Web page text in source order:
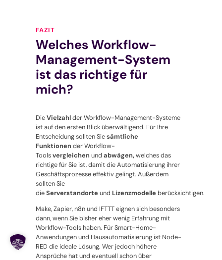
FAZIT
Welches Workflow-
Management-System
ist das richtige für
mich?
DieVielzahlder Workflow-Management-Systeme
ist auf den ersten Blick überwältigend. Für Ihre
Entscheidung sollten Siesämtliche
Funktionen der Workflow-
Toolsvergleichen und abwägen,welches das
richtige für Sie ist, damit die Automatisierung ihrer
Geschäftsprozesse effektiv gelingt. Außerdem
sollten Sie
dieServerstandorte und Lizenzmodelle berücksichtigen.
Make, Zapier, n8n und IFTTT eignen sich besonders
dann, wenn Sie bisher eher wenig Erfahrung mit
Workflow-Tools haben. Für Smart-Home-
Anwendungen und Hausautomatisierung ist Node-
RED die ideale Lösung. Wer jedoch höhere
Ansprüche hat und eventuell schon über